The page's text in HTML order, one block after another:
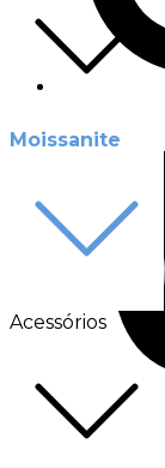
Moissanite
Acessórios